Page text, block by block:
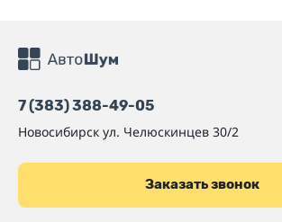
7 (383) 388-49-05
Новосибирск ул. Челюскинцев 30/2
Заказать звонок